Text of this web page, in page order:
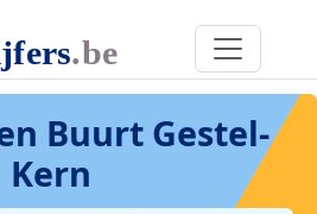
Buurt Gestel-
Kern